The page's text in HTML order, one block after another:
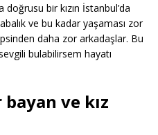
bir kızın İstanbul’da
ve bu kadar yaşaması zor
daha zor arkadaşlar. Bu
bulabilirsem hayatı
ve kız